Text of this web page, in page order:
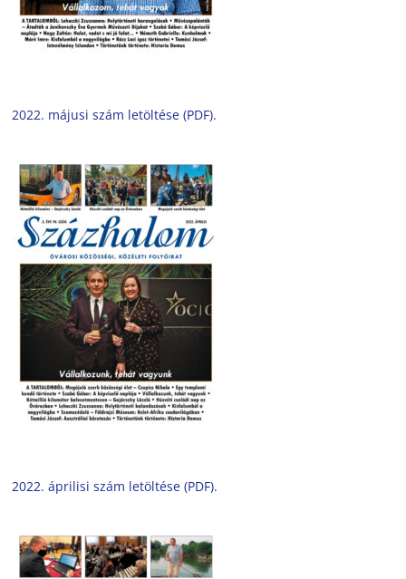
2022. májusi szám letöltése (PDF).
2022. áprilisi szám letöltése (PDF).